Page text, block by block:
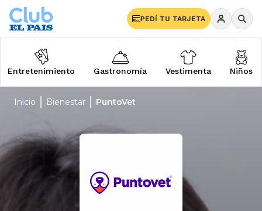
PEDÍ TU TARJETA
Entretenimiento Gastronomía Vestimenta Niños
Inicio Bienestar PuntoVet